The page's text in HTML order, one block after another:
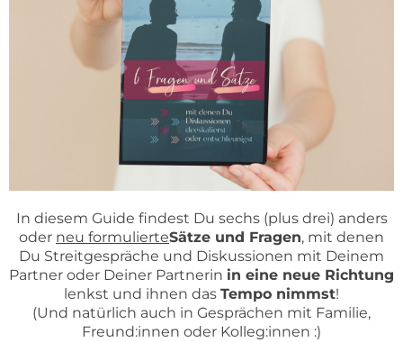
In diesem Guide findest Du sechs (plus drei) anders
oder neu formulierteSätze und Fragen, mit denen
Du Streitgespräche und Diskussionen mit Deinem
Partner oder Deiner Partnerin in eine neue Richtung
lenkst und ihnen das Tempo nimmst!
(Und natürlich auch in Gesprächen mit Familie,
Freund:innen oder Kolleg:innen :)